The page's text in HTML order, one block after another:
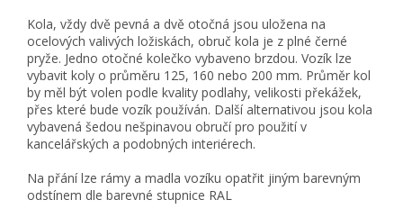
Kola, vždy dvě pevná a dvě otočná jsou uložena na
ocelových valivých ložiskách, obruč kola je z plné černé
pryže. Jedno otočné kolečko vybaveno brzdou. Vozík lze
vybavit koly o průměru 125, 160 nebo 200 mm. Průměr kol
by měl být volen podle kvality podlahy, velikosti překážek,
přes které bude vozík používán. Další alternativou jsou kola
vybavená šedou nešpinavou obručí pro použití v
kancelářských a podobných interiérech.
Na přání lze rámy a madla vozíku opatřit jiným barevným
odstínem dle barevné stupnice RAL